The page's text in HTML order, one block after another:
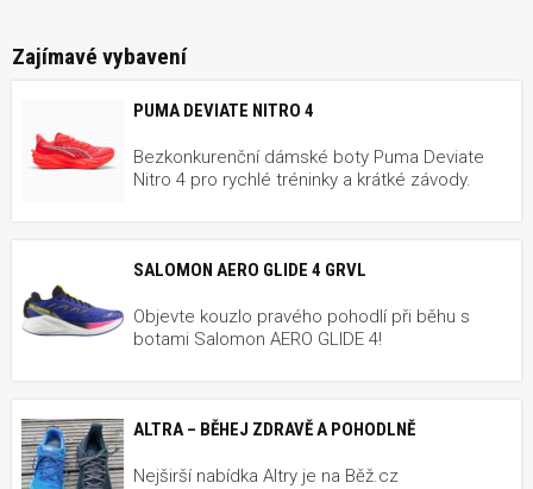
Zajímavé vybavení
PUMA DEVIATE NITRO 4
Bezkonkurenční dámské boty Puma Deviate
Nitro 4 pro rychlé tréninky a krátké závody.
SALOMON AERO GLIDE 4 GRVL
Objevte kouzlo pravého pohodlí při běhu s
botami Salomon AERO GLIDE 4!
ALTRA – BĚHEJ ZDRAVĚ A POHODLNĚ
Nejširší nabídka Altry je na Běž.cz